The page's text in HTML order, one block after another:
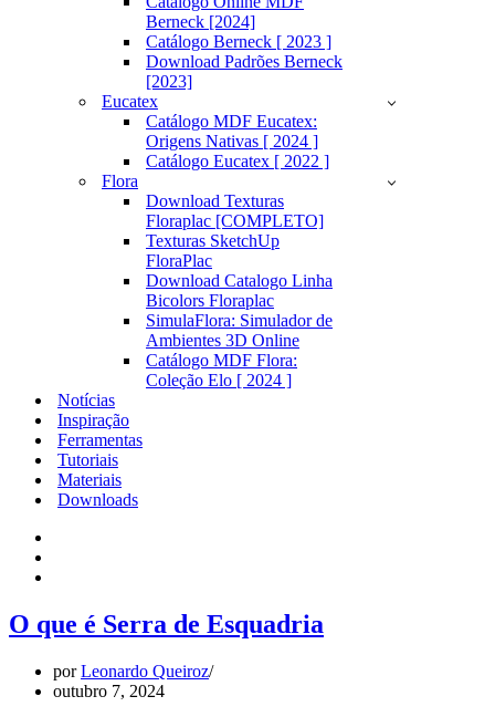
Berneck [2024]
Catálogo Berneck [ 2023 ]
Download Padrões Berneck
[2023]
Eucatex
Catálogo MDF Eucatex:
Origens Nativas [ 2024 ]
Catálogo Eucatex [ 2022 ]
Flora
Download Texturas
Floraplac [COMPLETO]
Texturas SketchUp
FloraPlac
Download Catalogo Linha
Bicolors Floraplac
SimulaFlora: Simulador de
Ambientes 3D Online
Catálogo MDF Flora:
Coleção Elo [ 2024 ]
Notícias
Inspiração
Ferramentas
Tutoriais
Materiais
Downloads
O que é Serra de Esquadria
porLeonardo Queiroz
outubro 7, 2024